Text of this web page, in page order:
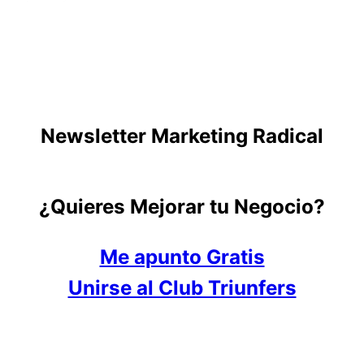
Newsletter Marketing Radical
¿Quieres Mejorar tu Negocio?
Me apunto Gratis
Unirse al Club Triunfers